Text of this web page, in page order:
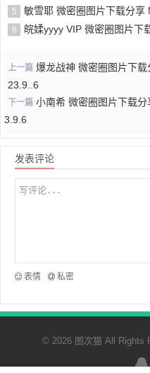
5 敏雪耶 微密圈图片下载分享
6 皖媃yyyy VIP 微密圈图片下
上一篇 爆龙战神 微密圈图片下
23.9..6
下一篇 小南希 微密圈图片下载
3.9.6
发表评论
表情 私密
© 2026 图次猫 All Rights